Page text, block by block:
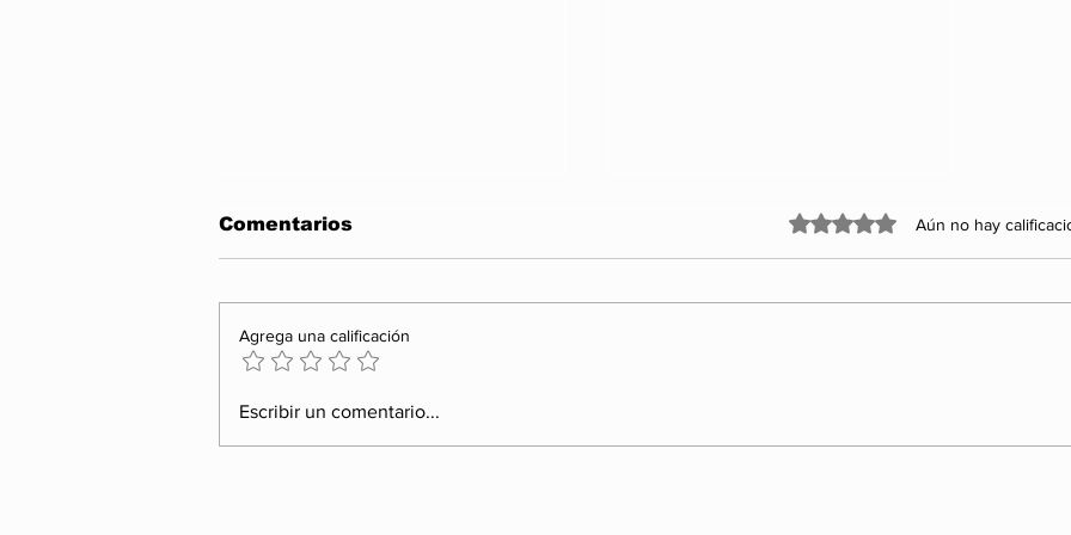
¿QUIÉN VIGILA AL
PUEDE SANCIONAR A
los aplausos no pueden
Comentarios Obtuvo 0 de 5 estrellas.
Aún no hay
Agrega una calificación
Escribir un comentario...